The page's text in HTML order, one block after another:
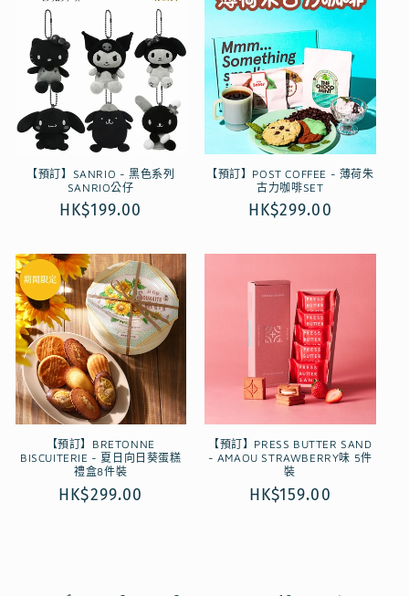
【預訂】SANRIO - 黑色系列
SANRIO公仔
定
HK$199.00
【預訂】POST COFFEE - 薄荷朱
古力咖啡SET
定
HK$299.00
【預訂】BRETONNE
BISCUITERIE - 夏日向日葵蛋糕
禮盒8件裝
定
HK$299.00
【預訂】PRESS BUTTER SAND
- AMAOU STRAWBERRY味 5件
裝
定
HK$159.00